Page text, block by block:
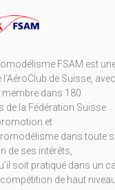
FSAM est
de Suisse, avec
dans 180
de la Fédération Suisse
et
dans toute
de ses intérêts,
soit pratiqué dans un
de haut niveau.